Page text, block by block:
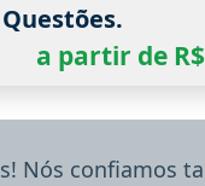
a partir de
Nós confiamos